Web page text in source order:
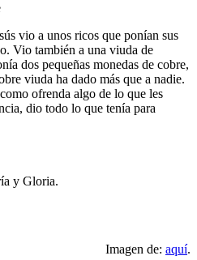
vio a unos ricos que ponían sus
Vio también a una viuda de
dos pequeñas monedas de cobre,
viuda ha dado más que a nadie.
ofrenda algo de lo que les
dio todo lo que tenía para
y Gloria.
Imagen de: aquí.